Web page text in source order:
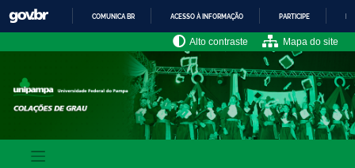
para
o
conteúdo
IR
PARA
O
CONTEÚDO
COMUNICA BR ACESSO À INFORMAÇÃO PARTICIPE
Alto contraste Mapa do site